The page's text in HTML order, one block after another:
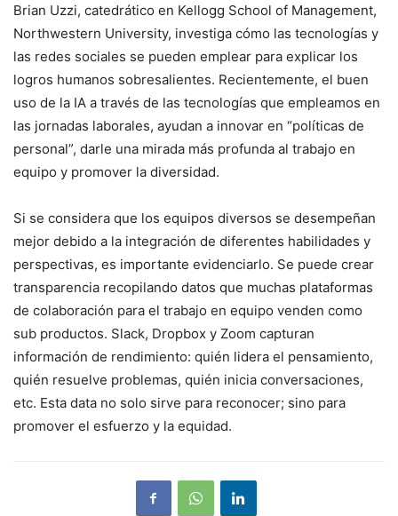
Brian Uzzi, catedrático en Kellogg School of Management,
Northwestern University, investiga cómo las tecnologías y
las redes sociales se pueden emplear para explicar los
logros humanos sobresalientes. Recientemente, el buen
uso de la IA a través de las tecnologías que empleamos en
las jornadas laborales, ayudan a innovar en “políticas de
personal”, darle una mirada más profunda al trabajo en
equipo y promover la diversidad.
Si se considera que los equipos diversos se desempeñan
mejor debido a la integración de diferentes habilidades y
perspectivas, es importante evidenciarlo. Se puede crear
transparencia recopilando datos que muchas plataformas
de colaboración para el trabajo en equipo venden como
sub productos. Slack, Dropbox y Zoom capturan
información de rendimiento: quién lidera el pensamiento,
quién resuelve problemas, quién inicia conversaciones,
etc. Esta data no solo sirve para reconocer; sino para
promover el esfuerzo y la equidad.